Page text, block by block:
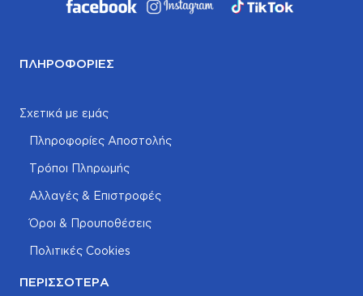
ΠΛΗΡΟΦΟΡΊΕΣ
Σχετικά με εμάς
Πληροφορίες Αποστολής
Τρόποι Πληρωμής
Αλλαγές & Επιστροφές
Όροι & Προυποθέσεις
Πολιτικές Cookies
ΠΕΡΙΣΣΌΤΕΡΑ